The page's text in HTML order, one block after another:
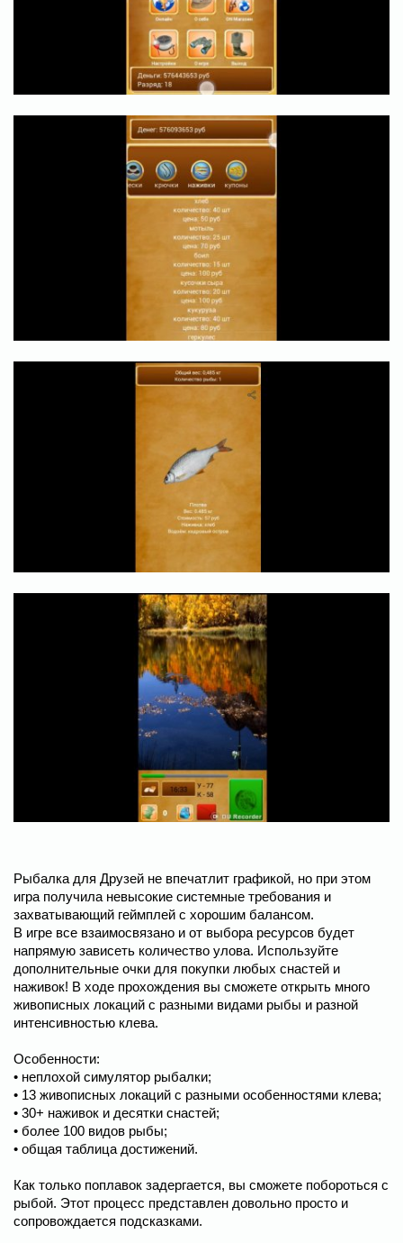
Рыбалка для Друзей не впечатлит графикой, но при этом
игра получила невысокие системные требования и
захватывающий геймплей с хорошим балансом.
В игре все взаимосвязано и от выбора ресурсов будет
напрямую зависеть количество улова. Используйте
дополнительные очки для покупки любых снастей и
наживок! В ходе прохождения вы сможете открыть много
живописных локаций с разными видами рыбы и разной
интенсивностью клева.
Особенности:
• неплохой симулятор рыбалки;
• 13 живописных локаций с разными особенностями клева;
• 30+ наживок и десятки снастей;
• более 100 видов рыбы;
• общая таблица достижений.
Как только поплавок задергается, вы сможете побороться с
рыбой. Этот процесс представлен довольно просто и
сопровождается подсказками.